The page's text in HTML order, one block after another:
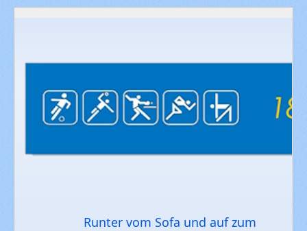
Runter vom Sofa und auf zum